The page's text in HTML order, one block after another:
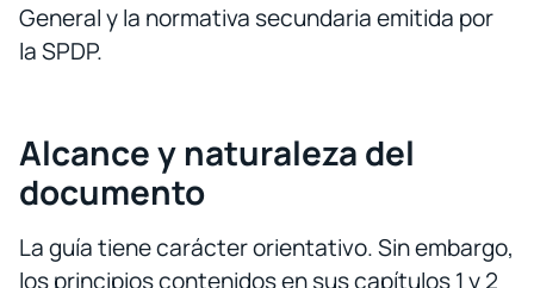
General y la normativa secundaria emitida por
la SPDP.
Alcance y naturaleza del
documento
La guía tiene carácter orientativo. Sin embargo,
los principios contenidos en sus capítulos 1 y 2